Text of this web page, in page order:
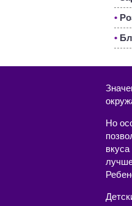
•
•
Но